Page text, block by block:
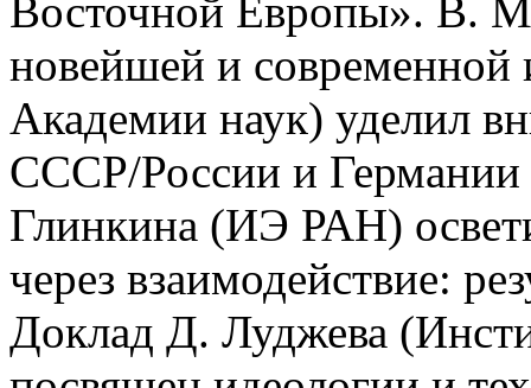
Восточной Европы». В.
новейшей и современной
Академии наук) уделил
СССР/России и Германии
Глинкина (ИЭ РАН)
через взаимодействие:
Доклад Д. Луджева